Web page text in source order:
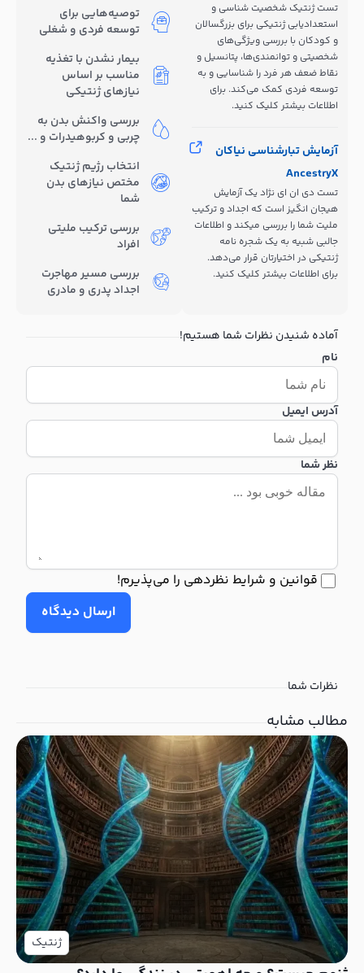
توصیه‌هایی برای
توسعه فردی و شغلی
بیمار نشدن با تغذیه
مناسب بر اساس
نیازهای ژنتیکی
بررسی واکنش بدن به
چربی و کربوهیدرات و ...
انتخاب رژیم ژنتیک
مختص نیازهای بدن
شما
بررسی ترکیب ملیتی
افراد
بررسی مسیر مهاجرت
اجداد پدری و مادری
تست ژنتیک شخصیت شناسی و
استعدادیابی ژنتیکی برای بزرگسالان
و کودکان با بررسی ویژگی‌های
شخصیتی و توانمندی‌ها، پتانسیل و
نقاط ضعف هر فرد را شناسایی و به
توسعه فردی کمک می‌کند. برای
اطلاعات بیشتر کلیک کنید.
آزمایش تبارشناسی نیاکان
AncestryX
تست دی ان ای نژاد یک آزمایش
هیجان انگیز است که اجداد و ترکیب
ملیت شما را بررسی میکند و اطلاعات
جالبی شبیه به یک شجره نامه
ژنتیکی در اختیارتان قرار می‌دهد.
برای اطلاعات بیشتر کلیک کنید.
آماده شنیدن نظرات شما هستیم!
نام
آدرس ایمیل
نظر شما
قوانین و شرایط نظردهی را می‌پذیرم!
ارسال دیدگاه
نظرات شما
مطالب مشابه
ژنتیک